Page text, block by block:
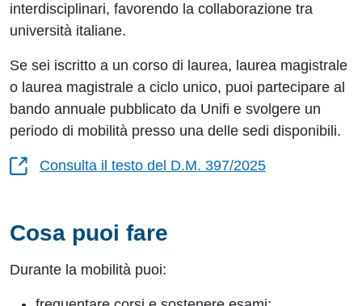
interdisciplinari, favorendo la collaborazione tra
università italiane.
Se sei iscritto a un corso di laurea, laurea magistrale
o laurea magistrale a ciclo unico, puoi partecipare al
bando annuale pubblicato da Unifi e svolgere un
periodo di mobilità presso una delle sedi disponibili.
Consulta il testo del D.M. 397/2025
Cosa puoi fare
Durante la mobilità puoi: